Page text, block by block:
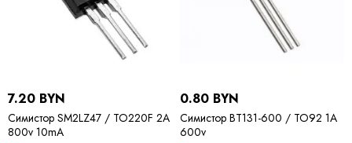
7.20 BYN
Симистор SM2LZ47 / TO220F 2A
800v 10mA
0.80 BYN
Симистор BT131-600 / TO92 1A
600v